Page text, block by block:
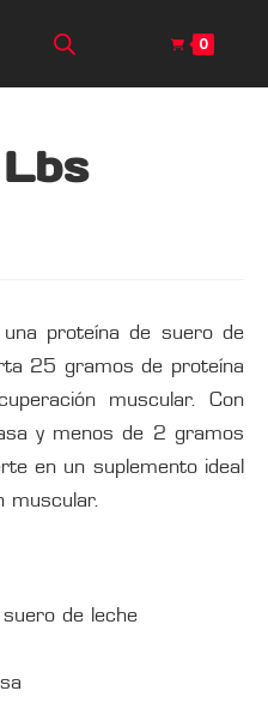
0
proteína de suero de
25 gramos de proteína
muscular. Con
y menos de 2 gramos
en un suplemento ideal
muscular.
de leche